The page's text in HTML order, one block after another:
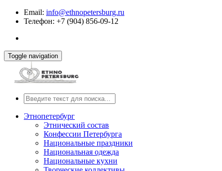
Email: info@ethnopetersburg.ru
Телефон: +7 (904) 856-09-12
Toggle navigation
Этнопетербург
Этнический состав
Конфессии Петербурга
Национальные праздники
Национальная одежда
Национальные кухни